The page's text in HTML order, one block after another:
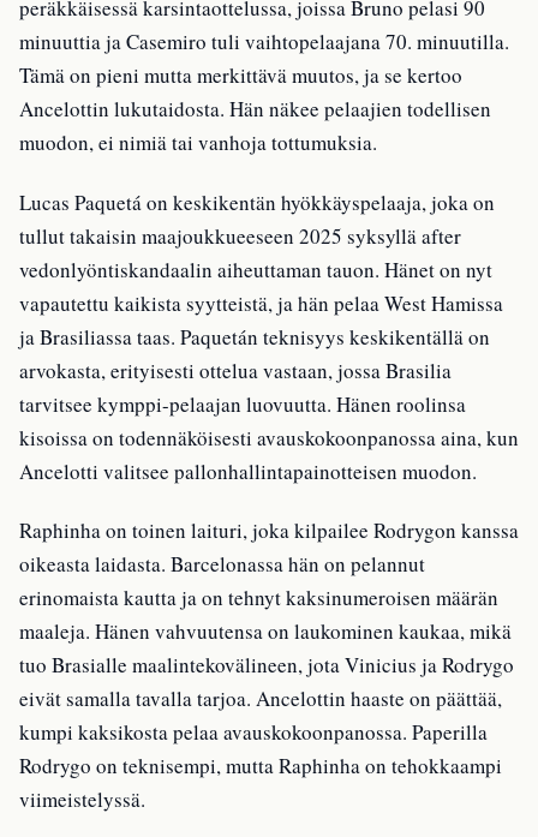
peräkkäisessä karsintaottelussa, joissa Bruno pelasi 90
minuuttia ja Casemiro tuli vaihtopelaajana 70. minuutilla.
Tämä on pieni mutta merkittävä muutos, ja se kertoo
Ancelottin lukutaidosta. Hän näkee pelaajien todellisen
muodon, ei nimiä tai vanhoja tottumuksia.
Lucas Paquetá on keskikentän hyökkäyspelaaja, joka on
tullut takaisin maajoukkueeseen 2025 syksyllä after
vedonlyöntiskandaalin aiheuttaman tauon. Hänet on nyt
vapautettu kaikista syytteistä, ja hän pelaa West Hamissa
ja Brasiliassa taas. Paquetán teknisyys keskikentällä on
arvokasta, erityisesti ottelua vastaan, jossa Brasilia
tarvitsee kymppi-pelaajan luovuutta. Hänen roolinsa
kisoissa on todennäköisesti avauskokoonpanossa aina, kun
Ancelotti valitsee pallonhallintapainotteisen muodon.
Raphinha on toinen laituri, joka kilpailee Rodrygon kanssa
oikeasta laidasta. Barcelonassa hän on pelannut
erinomaista kautta ja on tehnyt kaksinumeroisen määrän
maaleja. Hänen vahvuutensa on laukominen kaukaa, mikä
tuo Brasialle maalintekovälineen, jota Vinicius ja Rodrygo
eivät samalla tavalla tarjoa. Ancelottin haaste on päättää,
kumpi kaksikosta pelaa avauskokoonpanossa. Paperilla
Rodrygo on teknisempi, mutta Raphinha on tehokkaampi
viimeistelyssä.